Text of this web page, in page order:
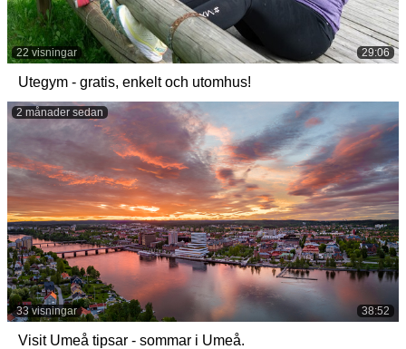
29:06
22 visningar
Utegym - gratis, enkelt och utomhus!
38:52
33 visningar
2 månader sedan
Visit Umeå tipsar - sommar i Umeå.